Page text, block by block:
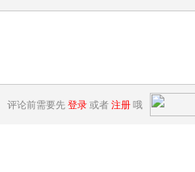
评论前需要先 登录 或者 注册 哦